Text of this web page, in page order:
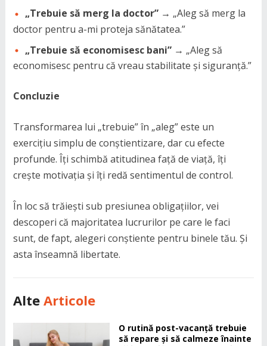
„Trebuie să merg la doctor”→ „Aleg să merg la
doctor pentru a-mi proteja sănătatea.”
„Trebuie să economisesc bani”→ „Aleg să
economisesc pentru că vreau stabilitate și siguranță.”
Concluzie
Transformarea lui „trebuie” în „aleg” este un
exercițiu simplu de conștientizare, dar cu efecte
profunde. Îți schimbă atitudinea față de viață, îți
crește motivația și îți redă sentimentul de control.
În loc să trăiești sub presiunea obligațiilor, vei
descoperi că majoritatea lucrurilor pe care le faci
sunt, de fapt, alegeri conștiente pentru binele tău. Și
asta înseamnă libertate.
Alte Articole
O rutină post-vacanță trebuie
să repare și să calmeze înainte